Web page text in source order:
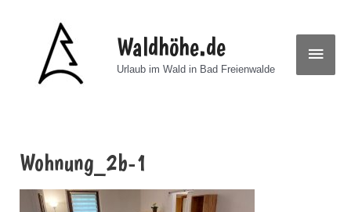
Waldhöhe.de
Urlaub im Wald in Bad Freienwalde
Wohnung_2b-1